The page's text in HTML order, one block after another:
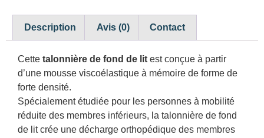
Description Avis (0) Contact
Cette talonnière de fond de lit est conçue à partir
d’une mousse viscoélastique à mémoire de forme de
forte densité.
Spécialement étudiée pour les personnes à mobilité
réduite des membres inférieurs, la talonnière de fond
de lit crée une décharge orthopédique des membres